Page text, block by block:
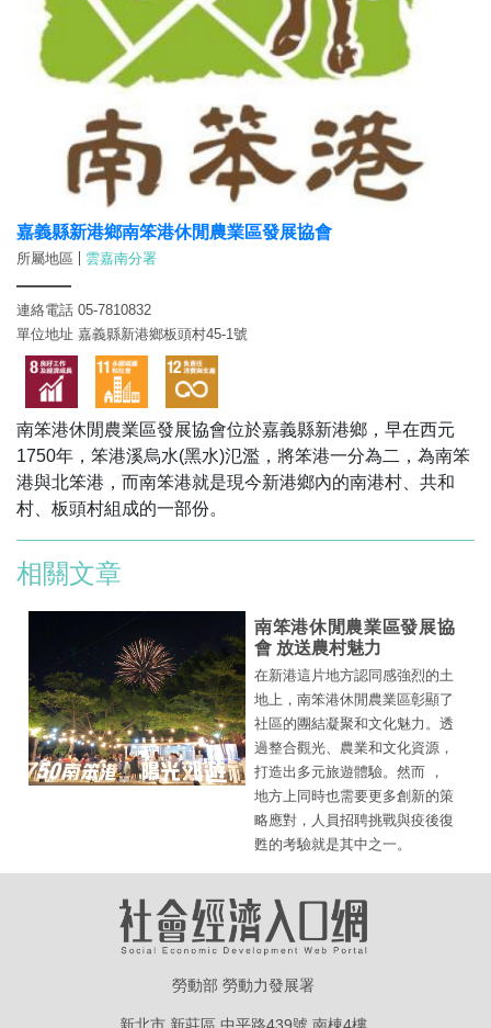
嘉義縣新港鄉南笨港休閒農業區發展協會
所屬地區 雲嘉南分署
連絡電話 05-7810832
單位地址 嘉義縣新港鄉板頭村45-1號
南笨港休閒農業區發展協會位於嘉義縣新港鄉，早在西元
1750年，笨港溪烏水(黑水)氾濫，將笨港一分為二，為南笨
港與北笨港，而南笨港就是現今新港鄉內的南港村、共和
村、板頭村組成的一部份。
相關文章
南笨港休閒農業區發展協
會 放送農村魅力
在新港這片地方認同感強烈的土
地上，南笨港休閒農業區彰顯了
社區的團結凝聚和文化魅力。透
過整合觀光、農業和文化資源，
打造出多元旅遊體驗。然而 ，
地方上同時也需要更多創新的策
略應對，人員招聘挑戰與疫後復
甦的考驗就是其中之一。
勞動部 勞動力發展署